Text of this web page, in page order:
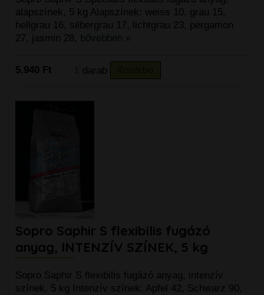
alapszínek, 5 kg Alapszínek: weiss 10, grau 15,
hellgrau 16, silbergrau 17, lichtgrau 23, pergamon
27, jasmin 28, bővebben »
5.940 Ft darab
Sopro Saphir S flexibilis fugázó
anyag, INTENZÍV SZÍNEK, 5 kg
Sopro Saphir S flexibilis fugázó anyag, intenzív
színek, 5 kg Intenzív színek: Apfel 42, Schwarz 90,